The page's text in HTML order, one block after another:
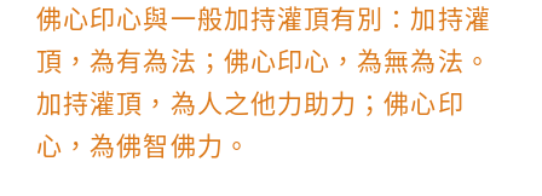
佛心印心與一般加持灌頂有別：加持灌
頂，為有為法；佛心印心，為無為法。
加持灌頂，為人之他力助力；佛心印
心，為佛智佛力。